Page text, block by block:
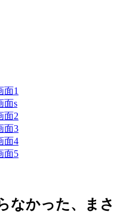
なかった、まさ